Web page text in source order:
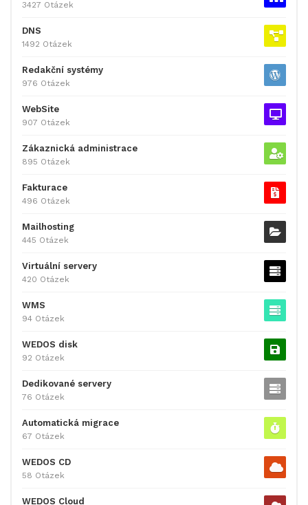
3427 Otázek
DNS
1492 Otázek
Redakční systémy
976 Otázek
WebSite
907 Otázek
Zákaznická administrace
895 Otázek
Fakturace
496 Otázek
Mailhosting
445 Otázek
Virtuální servery
420 Otázek
WMS
94 Otázek
WEDOS disk
92 Otázek
Dedikované servery
76 Otázek
Automatická migrace
67 Otázek
WEDOS CD
58 Otázek
WEDOS Cloud